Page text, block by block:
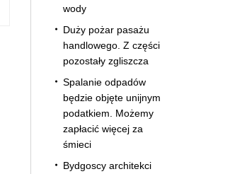
wody
Duży pożar pasażu
handlowego. Z części
pozostały zgliszcza
Spalanie odpadów
będzie objęte unijnym
podatkiem. Możemy
zapłacić więcej za
śmieci
Bydgoscy architekci